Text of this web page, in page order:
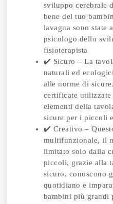
sviluppo cerebrale
bene del tuo
lavagna sono state
psicologo dello
fisioterapista
✔️ Sicuro – La
naturali ed
alle norme di
certificate
elementi della
sicure per i piccoli
✔️ Creativo –
multifunzionale, il
limitato solo dalla
piccoli, grazie alla
sicuro, conoscono
quotidiano e
bambini più grandi